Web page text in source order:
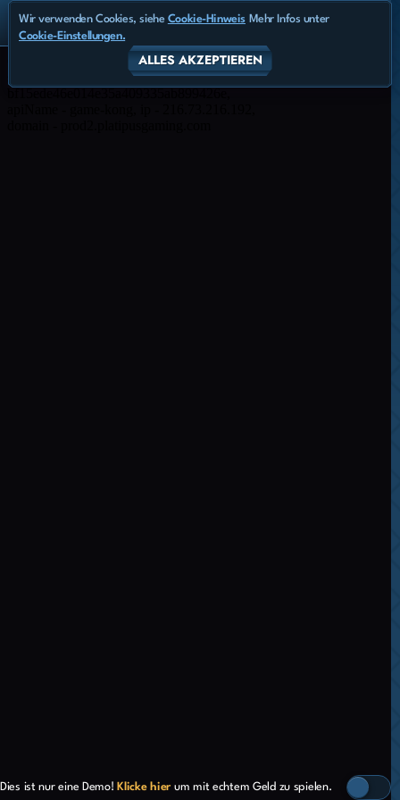
Dies ist nur eine Demo! Klicke hierum mit echtem Geld zu spielen.
Wir verwenden Cookies, siehe Cookie-HinweisMehr Infos unter
Cookie-Einstellungen.
ALLES AKZEPTIEREN